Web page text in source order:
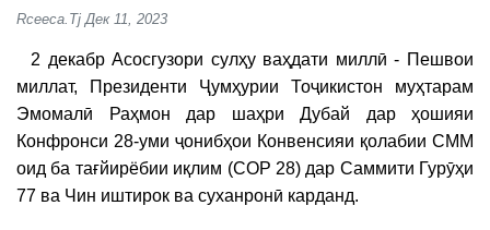
Rceeca.tj Дек 11, 2023
2 декабр Асосгузори сулҳу ваҳдати миллӣ - Пешвои
миллат, Президенти Ҷумҳурии Тоҷикистон муҳтарам
Эмомалӣ Раҳмон дар шаҳри Дубай дар ҳошияи
Конфронси 28-уми ҷонибҳои Конвенсияи қолабии СММ
оид ба тағйирёбии иқлим (COP 28) дар Саммити Гурӯҳи
77 ва Чин иштирок ва суханронӣ карданд.